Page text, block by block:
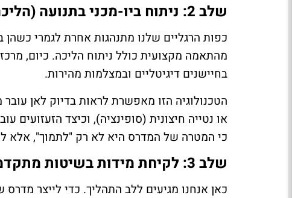
שלב 2: ניתוח ביו-מכני בתנועה (הליכה וריצה)
כפות הרגליים שלנו מתנהגות אחרת לגמרי
מהתאמה מקצועית כולל ניתוח הליכה. כיום,
בחיישנים דיגיטליים ובמצלמות מהירות.
הטכנולוגיה הזו מאפשרת לראות בדיוק לאן
או נטייה חיצונית (סופינציה), וכיצד
כי המטרה של המדרס היא לא רק "לתמוך", אלא
שלב 3: לקיחת מידות בשיטות מתקדמות